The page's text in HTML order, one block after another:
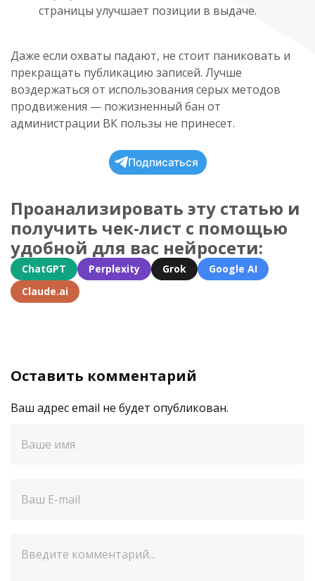
страницы улучшает позиции в выдаче.
Даже если охваты падают, не стоит паниковать и
прекращать публикацию записей. Лучше
воздержаться от использования серых методов
продвижения — пожизненный бан от
администрации ВК пользы не принесет.
Подписаться
Проанализировать эту статью и
получить чек-лист с помощью
удобной для вас нейросети:
ChatGPT Perplexity Grok
Google AI
Claude.ai
Оставить комментарий
Ваш адрес email не будет опубликован.